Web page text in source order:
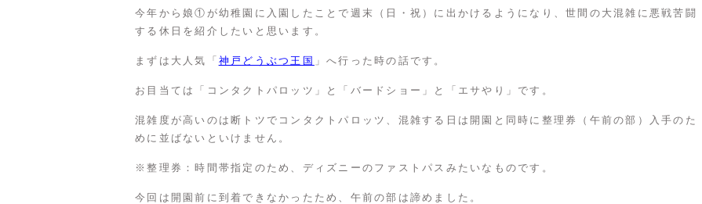
今年から娘①が幼稚園に入園したことで週末（日・祝）に出かけるようになり、世間の大混雑に悪戦苦闘
する休日を紹介したいと思います。
まずは大人気「 神戸どうぶつ王国 」へ行った時の話です。
お目当ては「コンタクトパロッツ」と「バードショー」と「エサやり」です。
混雑度が高いのは断トツでコンタクトパロッツ、混雑する日は開園と同時に整理券（午前の部）入手のた
めに並ばないといけません。
※整理券：時間帯指定のため、ディズニーのファストパスみたいなものです。
今回は開園前に到着できなかったため、午前の部は諦めました。